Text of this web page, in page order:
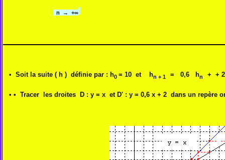
n → +∞
• Soit la suite ( h ) définie par : h0 = 10 et hn + 1 = 0,6 hn + +
• • Tracer les droites D : y = x et D' : y = 0,6 x + 2 dans un repère